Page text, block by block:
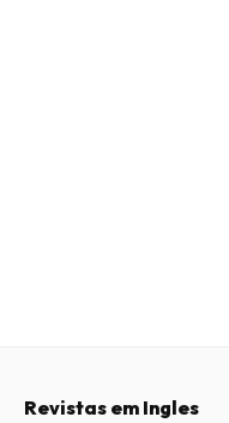
Revistas em Ingles